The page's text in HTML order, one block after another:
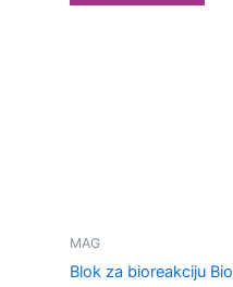
MAG
Blok za bioreakciju Bio